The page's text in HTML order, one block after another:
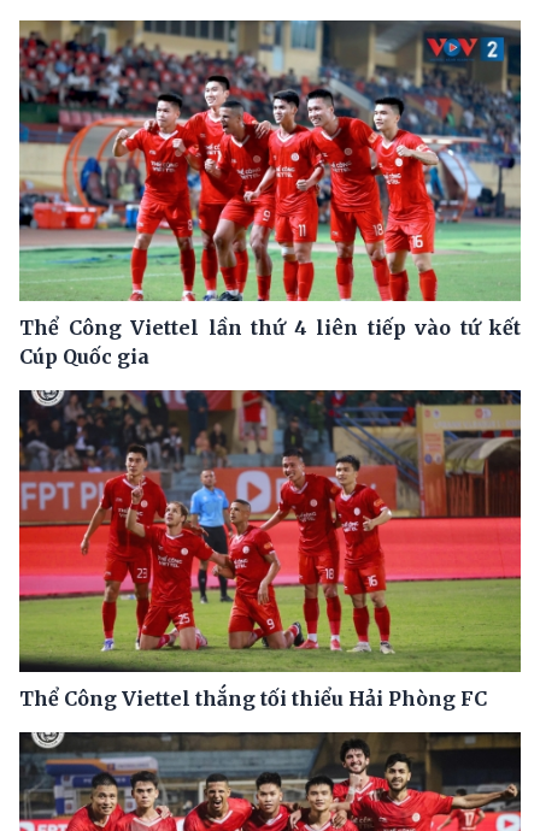
Thể Công Viettel lần thứ 4 liên tiếp vào tứ kết
Cúp Quốc gia
Thể Công Viettel thắng tối thiểu Hải Phòng FC